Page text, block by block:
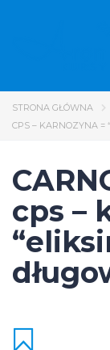
STRONA GŁÓWNA
CPS – KARNOZYNA =
cps –